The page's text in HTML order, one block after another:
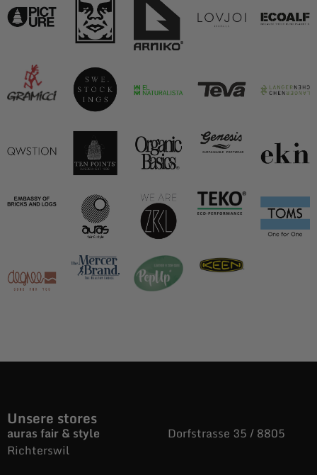
Unsere stores
auras fair & style Dorfstrasse 35 / 8805
Richterswil